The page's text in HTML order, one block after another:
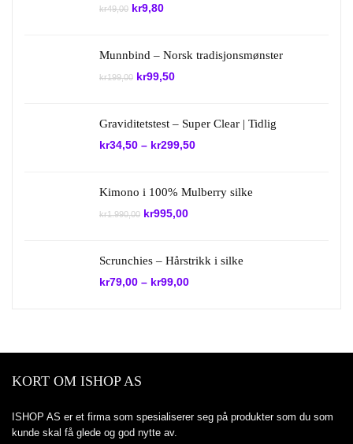
kr49,00 Opprinnelig
kr9,80Nåværende
Munnbind – Norsk tradisjonsmønster
kr199,00 Opprinnelig
kr99,50Nåværende
Graviditetstest – Super Clear | Tidlig
kr34,50 – kr299,50
Kimono i 100% Mulberry silke
kr1.990,00 Opprinnelig
kr995,00Nåværende
Scrunchies – Hårstrikk i silke
kr79,00 – kr99,00
KORT OM ISHOP AS
ISHOP AS er et firma som spesialiserer seg på produkter som du som
kunde skal få glede og god nytte av.